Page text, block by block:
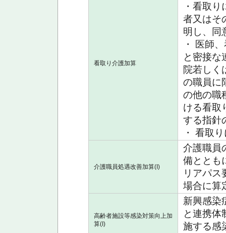
看取り介護加算
・看取
者又はそ
明し、同
・ 医師
と密接な
院若しく
の職員に
の他の職
ける看取
する指針
・ 看取
介護職員処遇改善加算(I)
介護職員
備ととも
リアパス
場合に算
高齢者施設等感染対策向上加
算(I)
新興感染
と連携体
施する感